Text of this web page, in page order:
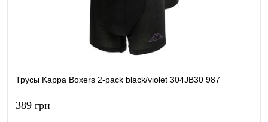
Трусы Kappa Boxers 2-pack black/violet 304JB30 987
389 грн